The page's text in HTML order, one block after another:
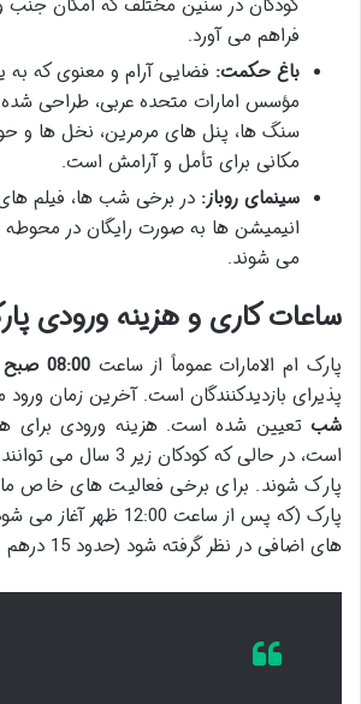
کودکان در سنین مختلف که امکان جنب
فراهم می آورد.
باغ حکمت: فضایی آرام و معنوی که به
مؤسس امارات متحده عربی، طراحی
سنگ ها، پنل های مرمرین، نخل ها و
مکانی برای تأمل و آرامش است.
سینمای روباز: در برخی شب ها، فیلم
انیمیشن ها به صورت رایگان در محوطه
می شوند.
ساعات کاری و هزینه ورودی
پارک ام الامارات عموماً از ساعت 08:00 صبح تا 00:00 (نیمه شب)
پذیرای بازدیدکنندگان است. آخرین زمان ورود
شبتعیین شده است. هزینه ورودی برای
است، در حالی که کودکان
پارک شوند. برای برخی فعالیت های خاص
پارک (که پس از ساعت
های اضافی در نظر گرفته شود (حدود 15 درهم برای هر نفر).